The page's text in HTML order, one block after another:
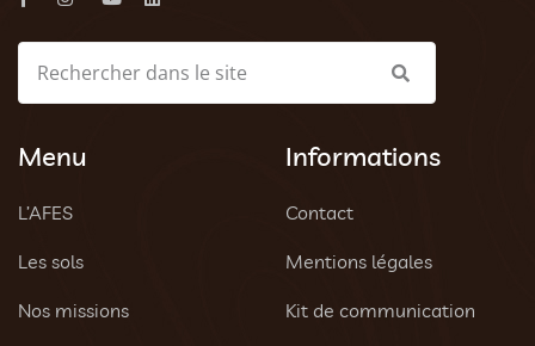
Menu
L’AFES
Les sols
Nos missions
Informations
Contact
Mentions légales
Kit de communication